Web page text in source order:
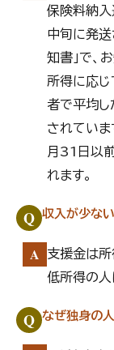
保険料納入
中旬に発送
知書」で、
所得に応じ
者で平均
されていま
月31日以
れます。
Q 収入が少な
A
支援金は所
低所得の人
Q なぜ独身の